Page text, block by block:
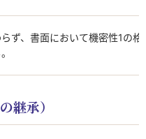
ず、書面において機密性1の
継承）